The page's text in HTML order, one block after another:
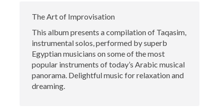
The Art of Improvisation
This album presents a compilation of Taqasim,
instrumental solos, performed by superb
Egyptian musicians on some of the most
popular instruments of today’s Arabic musical
panorama. Delightful music for relaxation and
dreaming.